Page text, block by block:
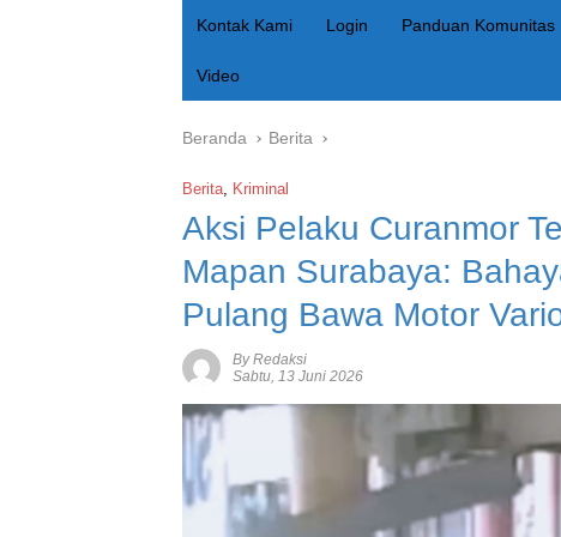
Kontak Kami Login Panduan Komunitas
Video
Beranda Berita
Berita, Kriminal
Aksi Pelaku Curanmor
Mapan Surabaya:
Pulang Bawa Motor
By Redaksi
Sabtu, 13 Juni 2026